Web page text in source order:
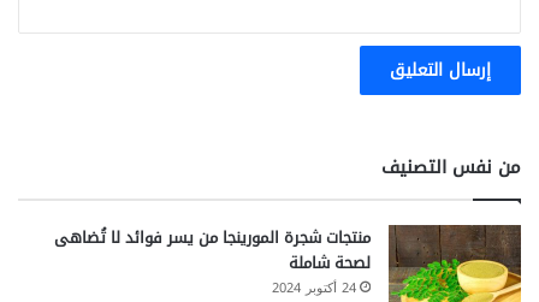
من نفس التصنيف
منتجات شجرة المورينجا من يسر فوائد لا تُضاهى
لصحة شاملة
24 أكتوبر 2024